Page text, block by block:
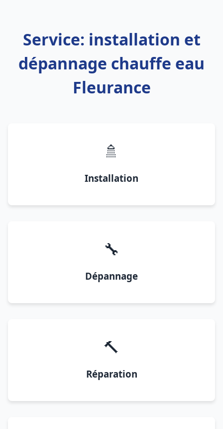
Service: installation et
dépannage chauffe eau
Fleurance
🚿
Installation
🔧
Dépannage
🔨
Réparation